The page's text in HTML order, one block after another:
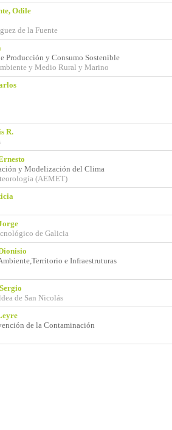
Odile
de la Fuente
Producción y Consumo Sostenible
y Medio Rural y Marino
R.
y Modelización del Clima
(AEMET)
de Galicia
e Infraestruturas
de San Nicolás
de la Contaminación